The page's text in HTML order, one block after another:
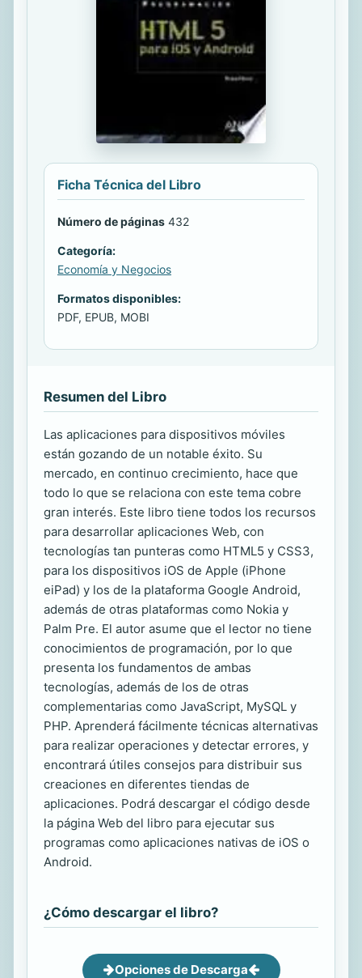
Ficha Técnica del Libro
Número de páginas 432
Categoría:
Economía y Negocios
Formatos disponibles:
PDF, EPUB, MOBI
Resumen del Libro
Las aplicaciones para dispositivos móviles
están gozando de un notable éxito. Su
mercado, en continuo crecimiento, hace que
todo lo que se relaciona con este tema cobre
gran interés. Este libro tiene todos los recursos
para desarrollar aplicaciones Web, con
tecnologías tan punteras como HTML5 y CSS3,
para los dispositivos iOS de Apple (iPhone
eiPad) y los de la plataforma Google Android,
además de otras plataformas como Nokia y
Palm Pre. El autor asume que el lector no tiene
conocimientos de programación, por lo que
presenta los fundamentos de ambas
tecnologías, además de los de otras
complementarias como JavaScript, MySQL y
PHP. Aprenderá fácilmente técnicas alternativas
para realizar operaciones y detectar errores, y
encontrará útiles consejos para distribuir sus
creaciones en diferentes tiendas de
aplicaciones. Podrá descargar el código desde
la página Web del libro para ejecutar sus
programas como aplicaciones nativas de iOS o
Android.
¿Cómo descargar el libro?
Opciones de Descarga